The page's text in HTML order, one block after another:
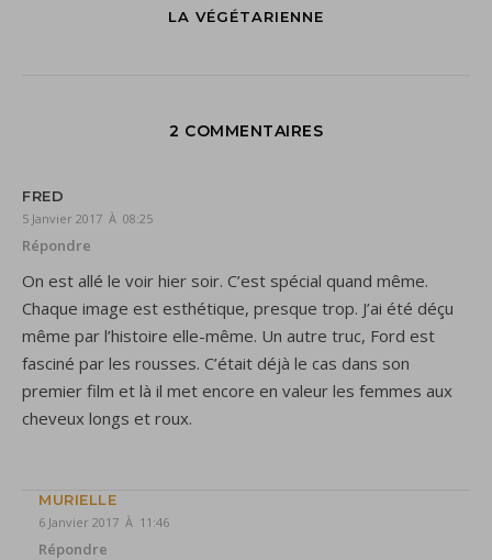
LA VÉGÉTARIENNE
2 COMMENTAIRES
FRED
5 Janvier 2017 À 08:25
Répondre
On est allé le voir hier soir. C’est spécial quand même.
Chaque image est esthétique, presque trop. J’ai été déçu
même par l’histoire elle-même. Un autre truc, Ford est
fasciné par les rousses. C’était déjà le cas dans son
premier film et là il met encore en valeur les femmes aux
cheveux longs et roux.
MURIELLE
6 Janvier 2017 À 11:46
Répondre